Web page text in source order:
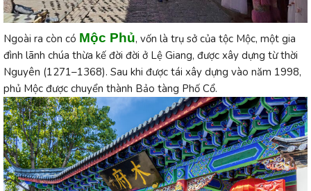
Ngoài ra còn có Mộc Phủ, vốn là trụ sở của tộc Mộc, một gia
đình lãnh chúa thừa kế đời đời ở Lệ Giang, được xây dựng từ thời
Nguyên (1271–1368). Sau khi được tái xây dựng vào năm 1998,
phủ Mộc được chuyển thành Bảo tàng Phố Cổ.